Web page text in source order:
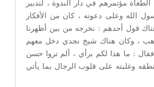
مؤتمرهم في دار الندوة ، لتدبير
الله وعلى دعوته ، كان من الأفكار
قول أحدهم : نخرجه من بين أظهرنا
، وكان هناك شيخ نجدي دخل معهم
فقال : ما هذا لكم برأي ، ألم تروا حسن
وغلبته على قلوب الرجال بما يأتي